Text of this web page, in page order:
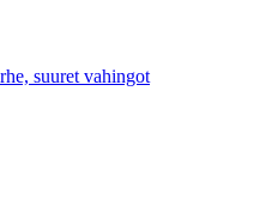
suuret vahingot